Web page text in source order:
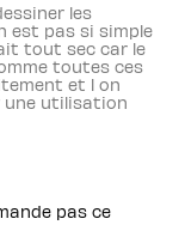
les
est pas si simple
tout sec car le
toutes ces
et l on
une utilisation
pas ce